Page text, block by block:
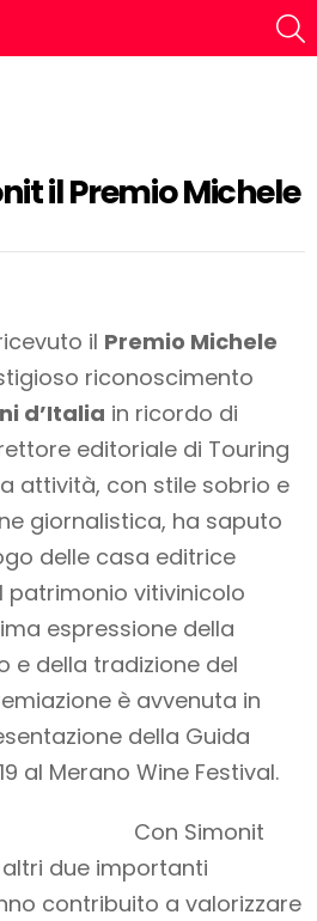
il Premio Michele
il Premio Michele
riconoscimento
d’Italia in ricordo di
editoriale di Touring
attività, con stile sobrio e
giornalistica, ha saputo
delle casa editrice
patrimonio vitivinicolo
espressione della
e della tradizione del
è avvenuta in
della Guida
al Merano Wine Festival.
Con Simonit
due importanti
contribuito a valorizzare